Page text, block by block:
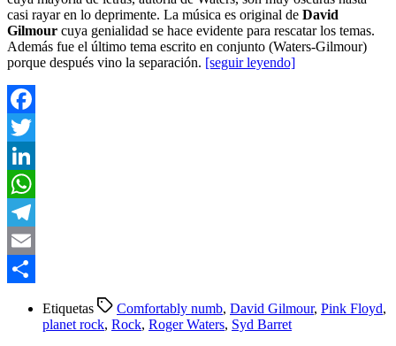
casi rayar en lo deprimente. La música es original de David
Gilmour cuya genialidad se hace evidente para rescatar los temas.
Además fue el último tema escrito en conjunto (Waters-Gilmour)
porque después vino la separación. [seguir leyendo]
Facebook
Twitter
LinkedIn
WhatsApp
Telegram
Email
Etiquetas Comfortably numb, David Gilmour, Pink Floyd,
planet rock, Rock, Roger Waters, Syd Barret